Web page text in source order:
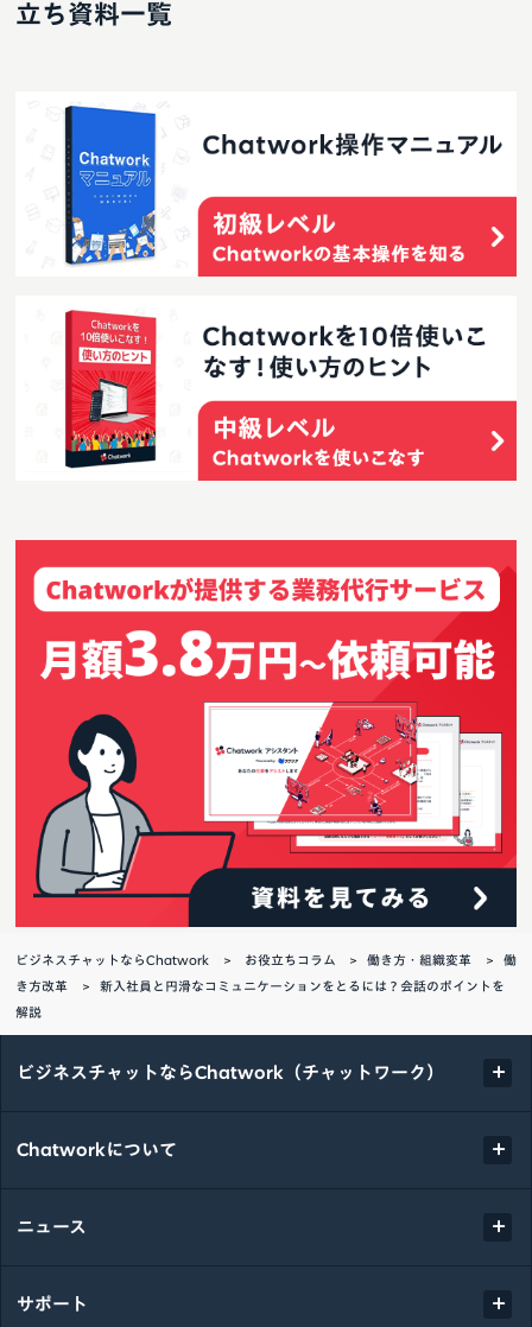
立ち資料一覧
ビジネスチャットならChatwork お役立ちコラム 働き方・組織変革
働
き方改革
新入社員と円滑なコミュニケーションをとるには？会話のポイントを
解説
ビジネスチャットならChatwork（チャットワーク）
Chatworkについて
ニュース
サポート